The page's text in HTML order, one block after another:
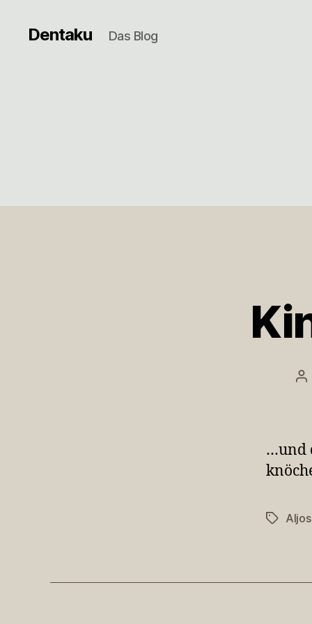
Dentaku Das Blog
…und